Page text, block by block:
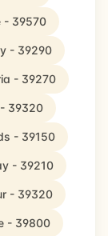
- 39570
- 39290
- 39270
39320
- 39150
- 39210
- 39320
- 39800